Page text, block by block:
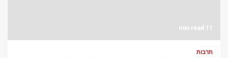
11 min read
תרבות